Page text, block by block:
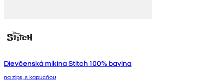
Dievčenská mikina Stitch 100% bavlna
na zips, s kapucňou